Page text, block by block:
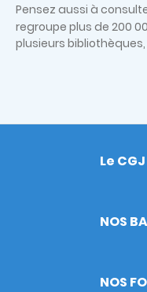
Pensez aussi à
regroupe plus de 200
plusieurs bibliothèques,
Footer
Le CGJ
NOS
NOS